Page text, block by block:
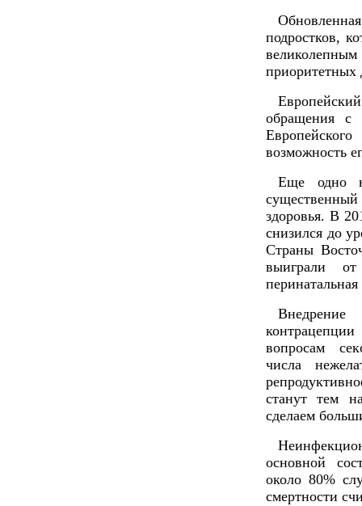
подростков,
приоритетных
обращения с
возможность
Еще одно
здоровья. В
снизился до
Страны
выиграли
вопросам
числа
станут тем
сделаем
основной
около 80%
смертности